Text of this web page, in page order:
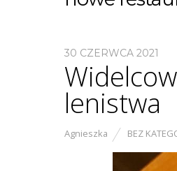
30 CZERWCA 2021
lenistwa
Agnieszka BEZ